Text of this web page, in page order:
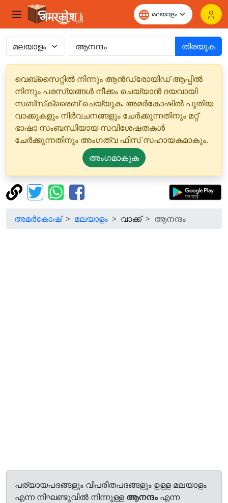
തിരയുക
വെബ്‌സൈറ്റിൽ നിന്നും ആൻഡ്രോയിഡ് ആപ്പിൽ
നിന്നും പരസ്യങ്ങൾ നീക്കം ചെയ്യാൻ ദയവായി
സബ്‌സ്‌ക്രൈബ് ചെയ്യുക. അമർകോഷിൽ പുതിയ
വാക്കുകളും നിർവചനങ്ങളും ചേർക്കുന്നതിനും മറ്റ്
ഭാഷാ സംബന്ധിയായ സവിശേഷതകൾ
ചേർക്കുന്നതിനും അംഗത്വ ഫീസ് സഹായകമാകും.
അംഗമാകുക
അമർകോഷ് മലയാളം വാക്ക് ആനന്ദം
പര്യായപദങ്ങളും വിപരീതപദങ്ങളും ഉള്ള മലയാളം
എന്ന നിഘണ്ടുവിൽ നിന്നുള്ള ആനന്ദംഎന്ന